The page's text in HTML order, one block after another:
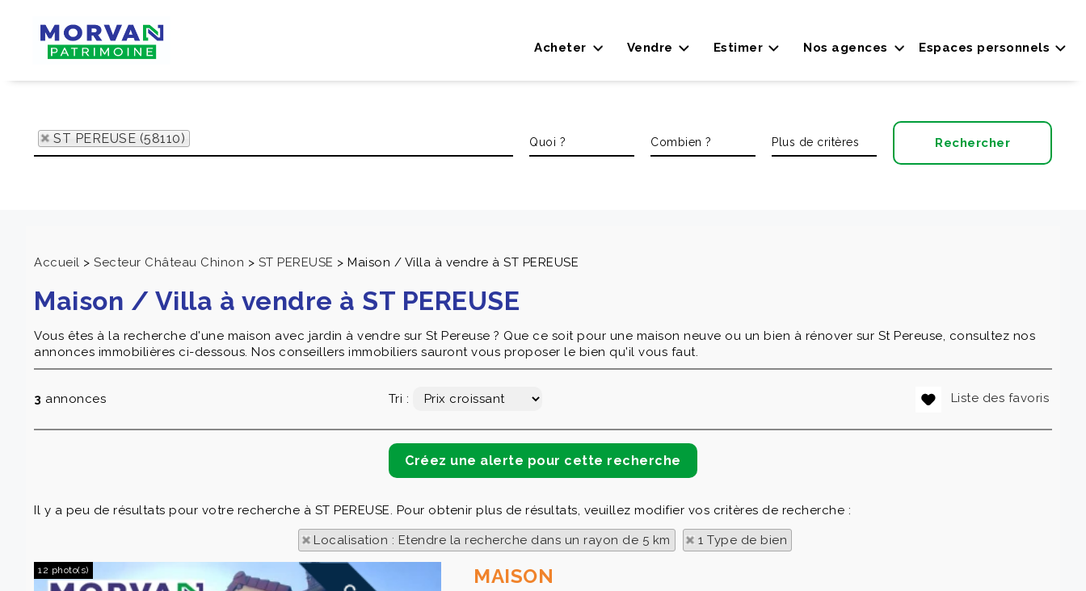
Espaces personnels
Acheter Vendre Estimer Nos agences
ST PEREUSE (58110)
Accueil > Secteur Château Chinon > ST PEREUSE > Maison / Villa à vendre à ST PEREUSE
Maison / Villa à vendre à ST PEREUSE
Vous êtes à la recherche d'une maison avec jardin à vendre sur St Pereuse ? Que ce soit pour une maison neuve ou un bien à rénover sur St Pereuse, consultez nos
annonces immobilières ci-dessous. Nos conseillers immobiliers sauront vous proposer le bien qu'il vous faut.
3 annonces Tri : Liste des favoris
Il y a peu de résultats pour votre recherche à ST PEREUSE. Pour obtenir plus de résultats, veuillez modifier vos critères de recherche :
Localisation : Etendre la recherche dans un rayon de 5 km 1 Type de bien
12 photo(s)
MAISON